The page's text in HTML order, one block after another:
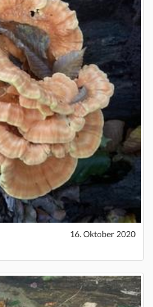
16. Oktober 2020